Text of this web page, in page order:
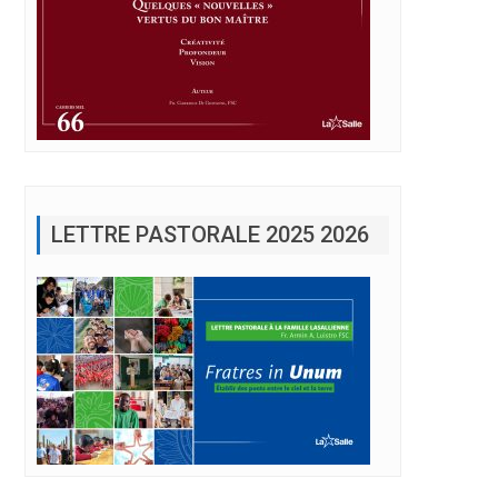
LETTRE PASTORALE 2025 2026